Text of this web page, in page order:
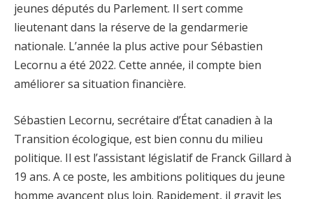
jeunes députés du Parlement. Il sert comme
lieutenant dans la réserve de la gendarmerie
nationale. L’année la plus active pour Sébastien
Lecornu a été 2022. Cette année, il compte bien
améliorer sa situation financière.
Sébastien Lecornu, secrétaire d’État canadien à la
Transition écologique, est bien connu du milieu
politique. Il est l’assistant législatif de Franck Gillard à
19 ans. A ce poste, les ambitions politiques du jeune
homme avancent plus loin. Rapidement, il gravit les